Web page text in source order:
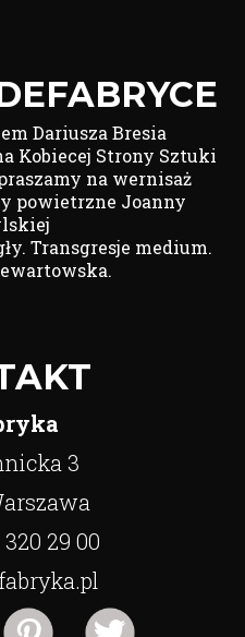
Dariusza Bresia
Kobiecej Strony Sztuki
na wernisaż
powietrzne Joanny
Transgresje medium.
3
29 00